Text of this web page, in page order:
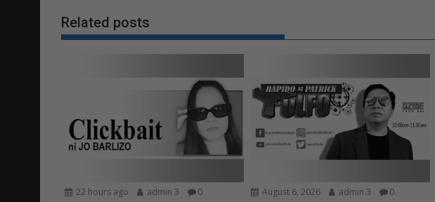
Related posts
22 hours ago admin 3 0 August 6, 2026 admin 3 0